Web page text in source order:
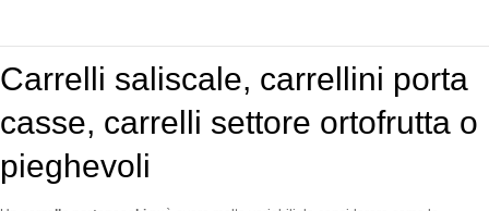
Carrelli saliscale, carrellini porta
casse, carrelli settore ortofrutta o
pieghevoli